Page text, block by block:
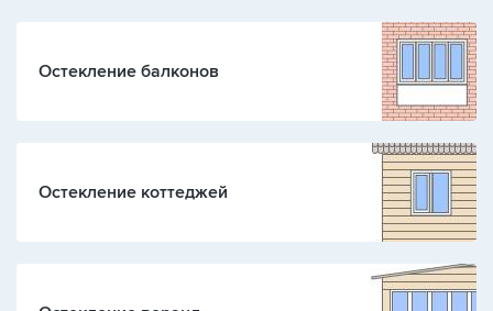
Остекление балконов
Остекление коттеджей